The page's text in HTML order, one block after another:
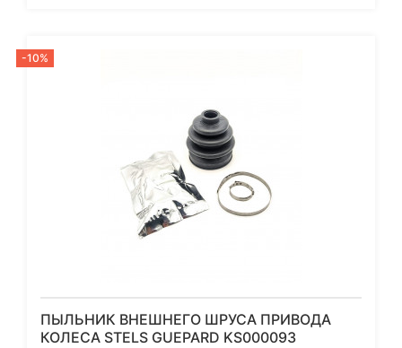
-10%
ПЫЛЬНИК ВНЕШНЕГО ШРУСА ПРИВОДА
КОЛЕСА STELS GUEPARD KS000093